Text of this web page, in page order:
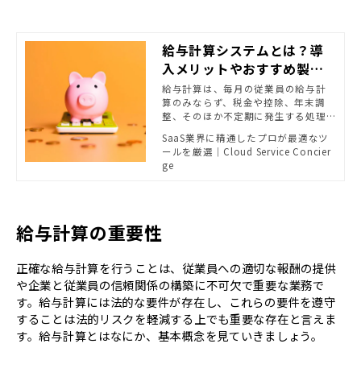
給与計算システムとは？導
入メリットやおすすめ製品
をご紹介！
給与計算は、毎月の従業員の給与計
算のみならず、税金や控除、年末調
整、そのほか不定期に発生する処理
求められます。 一方で、人の手で行
う以上、ミスや抜け漏れを完全に回
避することはできず、労力もかかって
品があります。各製品ごとにそれぞれ
の特徴があり、どんな製品を選ぶべ
きかお悩みの方もいるかと思います。
本記事では、給与計算システムとは
何か、アナログでの給与計算のリス
ク、システムを導入することでどんな
SaaS業界に精通したプロが最適なツ
ールを厳選｜Cloud Service Concier
ge
給与計算の重要性
正確な給与計算を行うことは、従業員への適切な報酬の提供
や企業と従業員の信頼関係の構築に不可欠で重要な業務で
す。給与計算には法的な要件が存在し、これらの要件を遵守
することは法的リスクを軽減する上でも重要な存在と言えま
す。給与計算とはなにか、基本概念を見ていきましょう。